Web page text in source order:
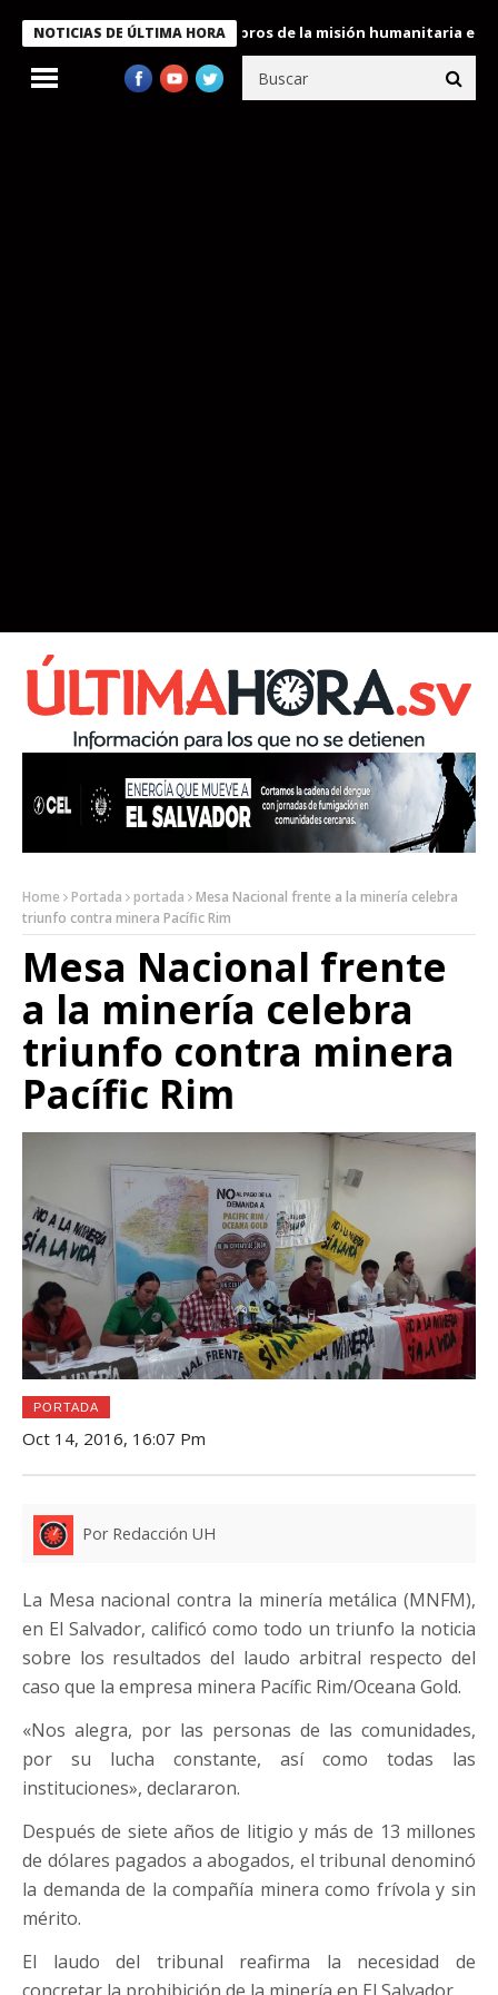
NOTICIAS DE ÚLTIMA HORA
Bukele condecora a miembros de la misión humanitaria enviada
Home Portada portada
Mesa Nacional frente a la minería celebra
triunfo contra minera Pacífic Rim
Mesa Nacional frente
a la minería celebra
triunfo contra minera
Pacífic Rim
PORTADA
Oct 14, 2016, 16:07 Pm
Por Redacción UH
La Mesa nacional contra la minería metálica (MNFM),
en El Salvador, calificó como todo un triunfo la noticia
sobre los resultados del laudo arbitral respecto del
caso que la empresa minera Pacífic Rim/Oceana Gold.
«Nos alegra, por las personas de las comunidades,
por su lucha constante, así como todas las
instituciones», declararon.
Después de siete años de litigio y más de 13 millones
de dólares pagados a abogados, el tribunal denominó
la demanda de la compañía minera como frívola y sin
mérito.
El laudo del tribunal reafirma la necesidad de